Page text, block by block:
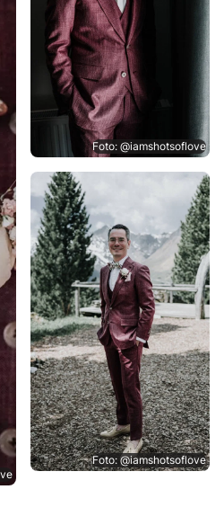
Foto: @iamshotsoflove
Foto: @iamshotsoflove